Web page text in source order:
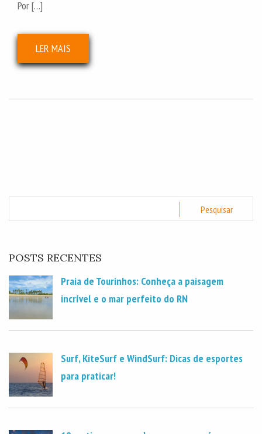
Por […]
LER MAIS
POSTS RECENTES
Praia de Tourinhos: Conheça a paisagem
incrível e o mar perfeito do RN
Surf, KiteSurf e WindSurf: Dicas de esportes
para praticar!